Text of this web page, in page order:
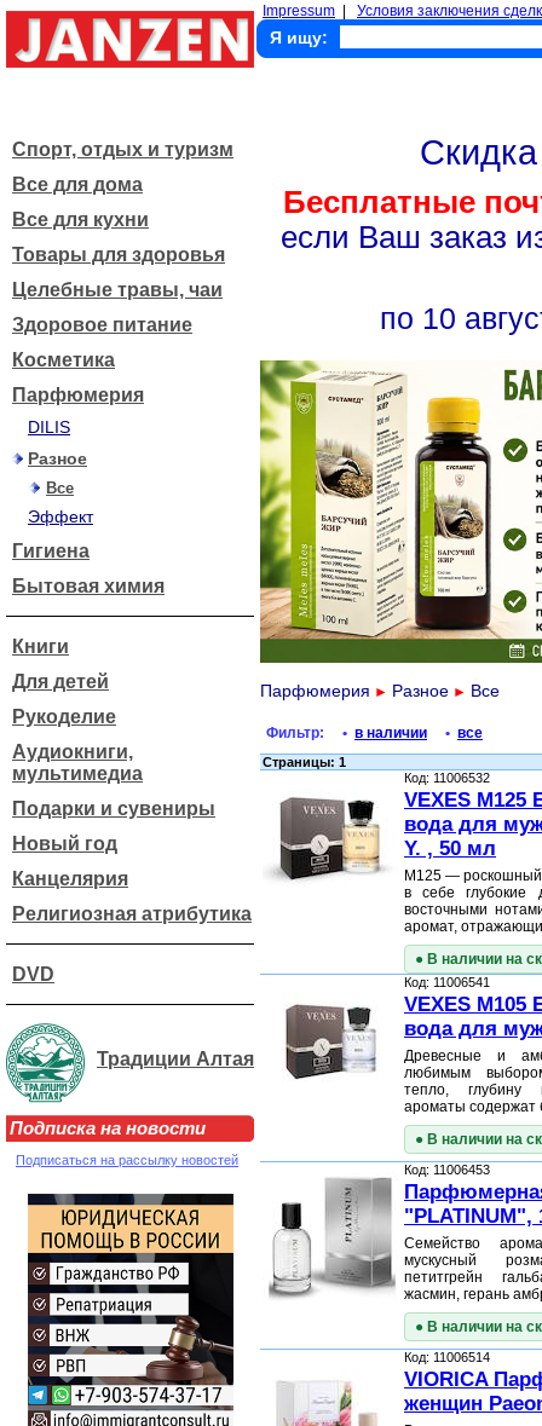
Impressum Условия заключения
Я ищу:
Спорт, отдых и туризм
Все для дома
Все для кухни
Товары для здоровья
Целебные травы, чаи
Здоровое питание
Косметика
Парфюмерия
DILIS
Разное
Все
Эффект
Гигиена
Бытовая химия
Книги
Для детей
Рукоделие
Аудиокниги,
мультимедиа
Подарки и сувениры
Новый год
Канцелярия
Религиозная атрибутика
DVD
Традиции Алтая
Подписка на новости
Подписаться на рассылку новостей
Бесплатные
если Ваш заказ
по 10
Парфюмерия ► Разное ► Все
Фильтр: • в наличии • все
Страницы: 1
Код: 11006532
VEXES
вода для
Y. , 50 мл
M125 —
в себе глубокие
восточными
аромат,
● В наличии на
Код: 11006541
VEXES
вода для
Древесные и
любимым
тепло, глубину
ароматы содержат
● В наличии на
Код: 11006453
"PLATINUM",
Семейство
мускусный
петитгрейн
жасмин, герань
● В наличии на
Код: 11006514
VIORICA
женщин